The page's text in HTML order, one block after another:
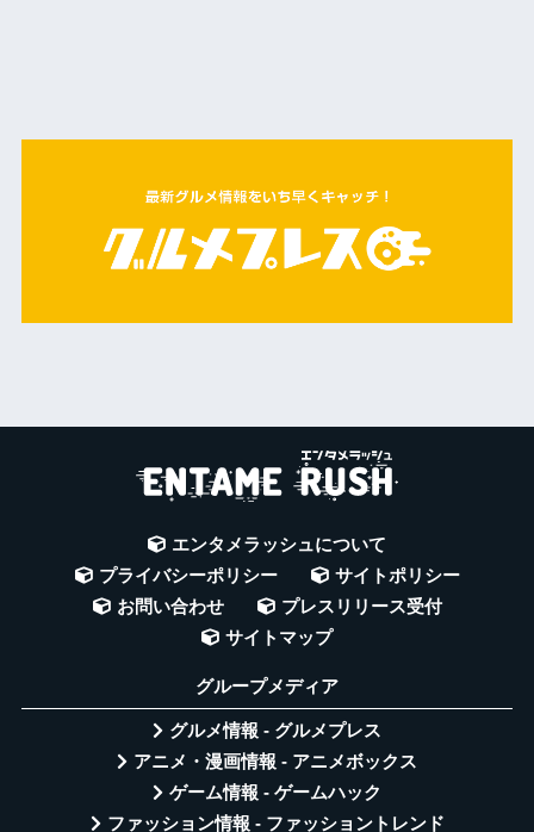
エンタメラッシュについて
プライバシーポリシー
サイトポリシー
お問い合わせ
プレスリリース受付
サイトマップ
グループメディア
グルメ情報 - グルメプレス
アニメ・漫画情報 - アニメボックス
ゲーム情報 - ゲームハック
ファッション情報 - ファッショントレンド